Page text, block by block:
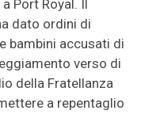
Port Royal. Il
dato ordini di
bambini accusati di
verso di
della Fratellanza
a repentaglio